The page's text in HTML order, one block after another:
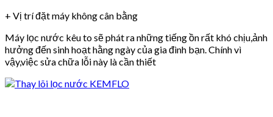
+ Vị trí đặt máy không cân bằng
Máy lọc nước kêu to sẽ phát ra những tiếng ồn rất khó chịu,ảnh
hưởng đến sinh hoạt hằng ngày của gia đình bạn. Chính vì
vậy,việc sửa chữa lỗi này là cần thiết